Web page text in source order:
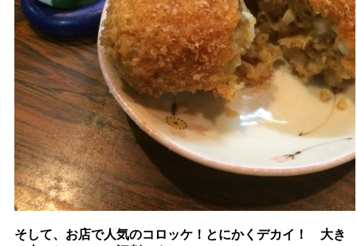
そして、お店で人気のコロッケ！とにかくデカイ！ 大き